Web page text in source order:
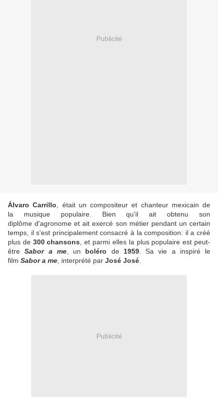
Publicité
Álvaro Carrillo , était un compositeur et chanteur mexicain de
la musique populaire. Bien qu'il ait obtenu son
diplôme d'agronome et ait exercé son métier pendant un certain
temps, il s'est principalement consacré à la composition: il a créé
plus de 300 chansons , et parmi elles la plus populaire est peut-
êtreSabor a me, un boléro de 1959. Sa vie a inspiré le
film Sabor a me , interprété par José José
Publicité